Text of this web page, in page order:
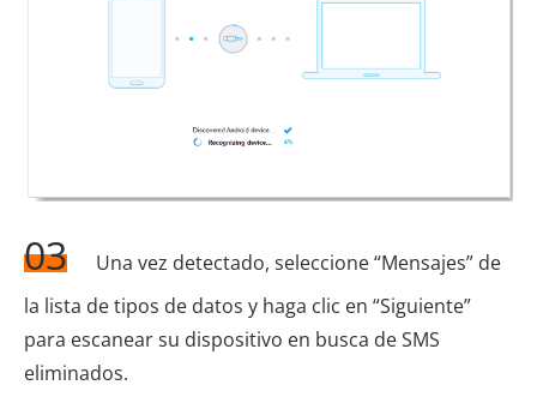
03
Una vez detectado, seleccione “Mensajes” de
la lista de tipos de datos y haga clic en “Siguiente”
para escanear su dispositivo en busca de SMS
eliminados.